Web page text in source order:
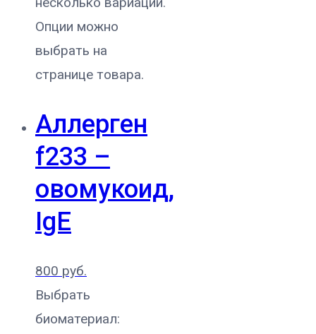
Опции можно
выбрать на
странице товара.
Аллерген
f233 –
овомукоид,
IgE
800 руб.
Выбрать
биоматериал: